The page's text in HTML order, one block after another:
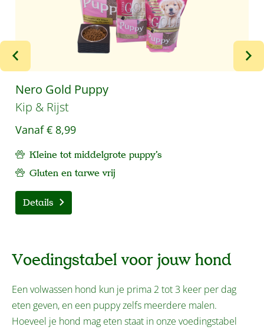
Nero Gold Puppy
Kip & Rijst
Vanaf€ 8,99
Kleine tot middelgrote puppy's
Gluten en tarwe vrij
Details
Voedingstabel voor jouw hond
Een volwassen hond kun je prima 2 tot 3 keer per dag
eten geven, en een puppy zelfs meerdere malen.
Hoeveel je hond mag eten staat in onze voedingstabel